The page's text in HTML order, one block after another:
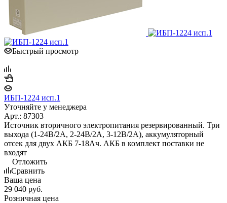
Быстрый просмотр
ИБП-1224 исп.1
Уточняйте у менеджера
Арт.: 87303
Источник вторичного электропитания резервированный. Три
выхода (1-24В/2А, 2-24В/2А, 3-12В/2А), аккумуляторный
отсек для двух АКБ 7-18Ач. АКБ в комплект поставки не
входят
Отложить
Сравнить
Ваша цена
29 040 руб.
Розничная цена